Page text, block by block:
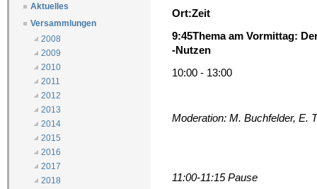
Aktuelles
Versammlungen
2008
2009
2010
2011
2012
2013
2014
2015
2016
2017
2018
Ort:Zeit
9:45Thema am Vormittag:
-Nutzen
10:00 - 13:00
Moderation: M. Buchfelder, E.
11:00-11:15 Pause